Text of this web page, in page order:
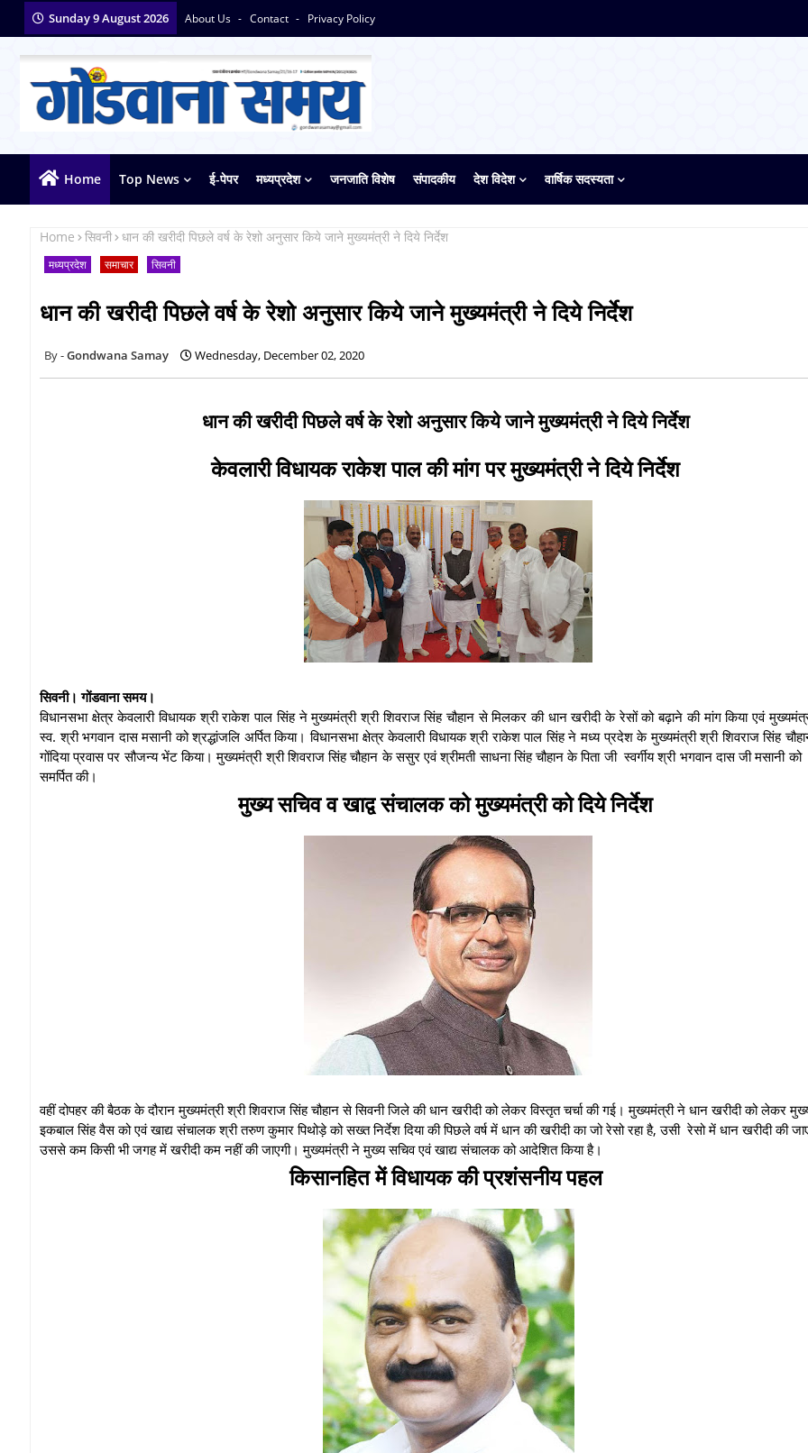
Sunday 9 August 2026 About Us Contact Privacy Policy
Home Top News ई-पेपर मध्यप्रदेश जनजाति विशेष संपादकीय देश विदेश वार्षिक सदस्यता
Home सिवनी धान की खरीदी पिछले वर्ष के रेशो अनुसार किये जाने मुख्यमंत्री ने दिये निर्देश
मध्यप्रदेश समाचार सिवनी
धान की खरीदी पिछले वर्ष के रेशो अनुसार किये जाने मुख्यमंत्री ने दिये निर्देश
Gondwana Samay Wednesday, December 02, 2020
धान की खरीदी पिछले वर्ष के रेशो अनुसार किये जाने मुख्यमंत्री ने दिये निर्देश
केवलारी विधायक राकेश पाल की मांग पर मुख्यमंत्री ने दिये निर्देश
सिवनी। गोंडवाना समय।
विधानसभा क्षेत्र केवलारी विधायक श्री राकेश पाल सिंह ने मुख्यमंत्री श्री शिवराज सिंह चौहान से मिलकर की धान खरीदी के रेसों को बढ़ाने की मांग किया एवं
स्व. श्री भगवान दास मसानी को श्रद्धांजलि अर्पित किया। विधानसभा क्षेत्र केवलारी विधायक श्री राकेश पाल सिंह ने मध्य प्रदेश के मुख्यमंत्री श्री शिवराज सिंह
गोंदिया प्रवास पर सौजन्य भेंट किया। मुख्यमंत्री श्री शिवराज सिंह चौहान के ससुर एवं श्रीमती साधना सिंह चौहान के पिता जी स्वर्गीय श्री भगवान दास जी मसानी को
समर्पित की।
मुख्य सचिव व खाद्व संचालक को मुख्यमंत्री को दिये निर्देश
वहीं दोपहर की बैठक के दौरान मुख्यमंत्री श्री शिवराज सिंह चौहान से सिवनी जिले की धान खरीदी को लेकर विस्तृत चर्चा की गई। मुख्यमंत्री ने धान खरीदी को लेकर
इकबाल सिंह वैस को एवं खाद्य संचालक श्री तरुण कुमार पिथोड़े को सख्त निर्देश दिया की पिछले वर्ष में धान की खरीदी का जो रेसो रहा है, उसी रेसो में धान खरीदी की
उससे कम किसी भी जगह में खरीदी कम नहीं की जाएगी। मुख्यमंत्री ने मुख्य सचिव एवं खाद्य संचालक को आदेशित किया है।
किसानहित में विधायक की प्रशंसनीय पहल